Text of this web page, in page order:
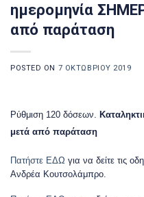
ημερομηνία
από παράταση
POSTED ON 7 ΟΚΤΩΒΡΊΟΥ 2019
Ρύθμιση 120 δόσεων.
μετά από παράταση
Πατήστε ΕΔΩ για να δείτε τις
Ανδρέα Κουτσολάμπρο.